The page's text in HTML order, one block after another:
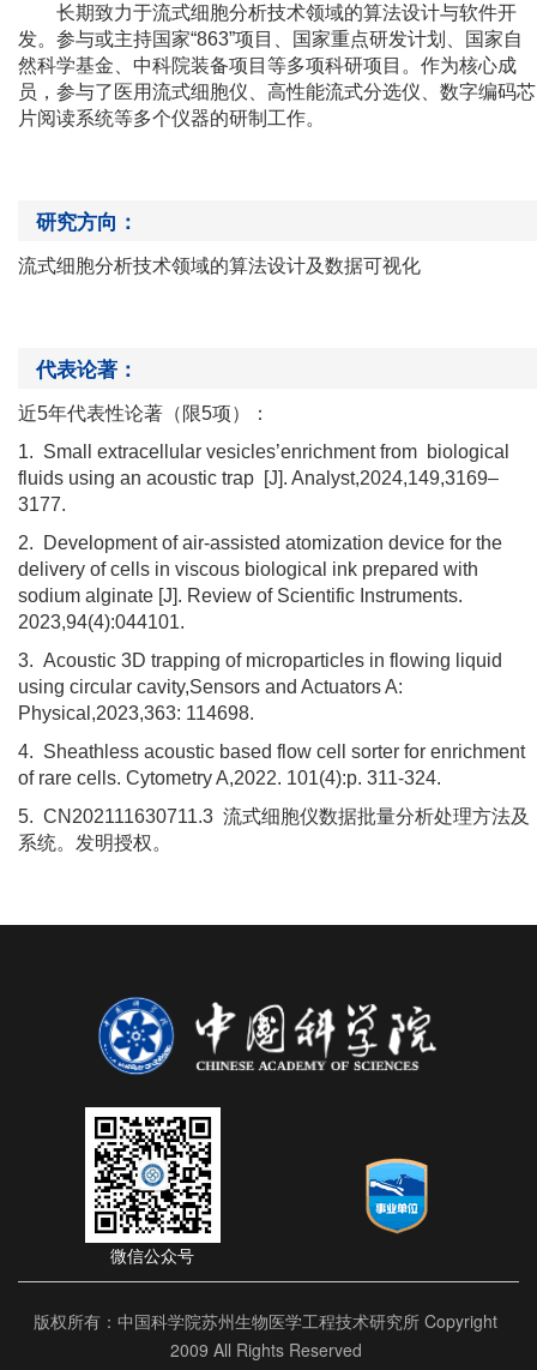
长期致力于流式细胞分析技术领域的算法设计与软件开
发。参与或主持国家“863”项目、国家重点研发计划、国家自
然科学基金、中科院装备项目等多项科研项目。作为核心成
员，参与了医用流式细胞仪、高性能流式分选仪、数字编码芯
片阅读系统等多个仪器的研制工作。
研究方向：
流式细胞分析技术领域的算法设计及数据可视化
代表论著：
近5年代表性论著（限5项）：
1. Small extracellular vesicles’enrichment from biological
fluids using an acoustic trap [J]. Analyst,2024,149,3169–
3177.
2.
Development of air-assisted atomization device for the
delivery of cells in viscous biological ink prepared with
sodium alginate [J]. Review of Scientific Instruments.
2023,94(4):044101.
3. Acoustic 3D trapping of microparticles in flowing liquid
using circular cavity,Sensors and Actuators A:
Physical,2023,363: 114698.
4. Sheathless acoustic based flow cell sorter for enrichment
of rare cells. Cytometry A,2022. 101(4):p. 311-324.
5. CN202111630711.3 流式细胞仪数据批量分析处理方法及
系统。 发明授权。
微信公众号
版权所有：中国科学院苏州生物医学工程技术研究所 Copyright
2009 All Rights Reserved